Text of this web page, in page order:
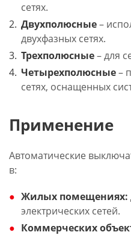
сетях.
Двухполюсные–
двухфазных сетях.
Трехполюсные– для
Четырехполюсные–
сетях, оснащенных
Применение
Автоматические
в:
Жилых помещениях:
электрических сетей.
Коммерческих